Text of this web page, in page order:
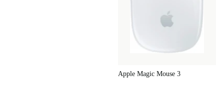
Apple Magic Mouse 3